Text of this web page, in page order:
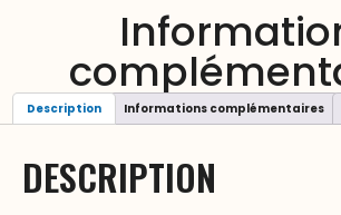
Description Informations complémentaires
DESCRIPTION